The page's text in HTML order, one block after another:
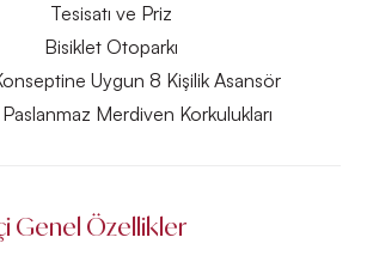
Tesisatı ve Priz
Bisiklet Otoparkı
Uygun 8 Kişilik Asansör
Paslanmaz Merdiven Korkulukları
Genel Özellikler